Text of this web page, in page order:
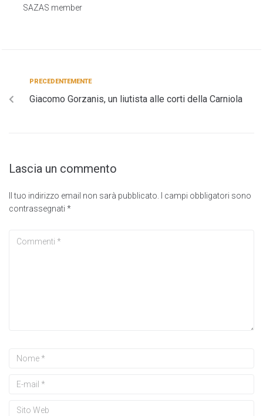
SAZAS member
PRECEDENTEMENTE
Giacomo Gorzanis, un liutista alle corti della Carniola
Lascia un commento
Il tuo indirizzo email non sarà pubblicato.
I campi obbligatori sono
contrassegnati *